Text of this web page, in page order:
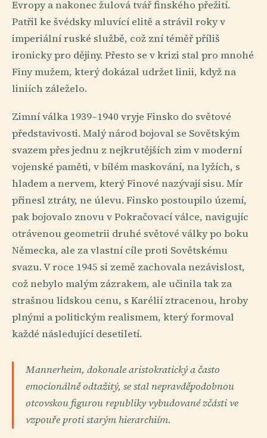
Evropy a nakonec žulová tvář finského přežití.
Patřil ke švédsky mluvící elitě a strávil roky v
imperiální ruské službě, což zní téměř příliš
ironicky pro dějiny. Přesto se v krizi stal pro mnohé
Finy mužem, který dokázal udržet linii, když na
liniích záleželo.
Zimní válka 1939–1940 vryje Finsko do světové
představivosti. Malý národ bojoval se Sovětským
svazem přes jednu z nejkrutějších zim v moderní
vojenské paměti, v bílém maskování, na lyžích, s
hladem a nervem, který Finové nazývají sisu. Mír
přinesl ztráty, ne úlevu. Finsko postoupilo území,
pak bojovalo znovu v Pokračovací válce, navigujíc
otrávenou geometrii druhé světové války po boku
Německa, ale za vlastní cíle proti Sovětskému
svazu. V roce 1945 si země zachovala nezávislost,
což nebylo malým zázrakem, ale učinila tak za
strašnou lidskou cenu, s Karélií ztracenou, hroby
plnými a politickým realismem, který formoval
každé následující desetiletí.
Mannerheim, dokonale aristokratický a často
emocionálně odtažitý, se stal nepravděpodobnou
otcovskou figurou republiky vybudované zčásti ve
vzpouře proti starým hierarchiím.